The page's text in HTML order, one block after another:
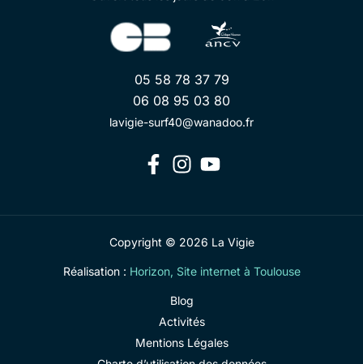
05 58 78 37 79
06 08 95 03 80
lavigie-surf40@wanadoo.fr
Copyright © 2026 La Vigie
Réalisation : Horizon, Site internet à Toulouse
Blog
Activités
Mentions Légales